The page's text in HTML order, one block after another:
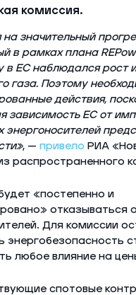
комиссия.
значительный
в рамках плана
в ЕС наблюдался рост
газа. Поэтому
действия,
зависимость ЕС от
энергоносителей
, — привело РИА
распространенного
«постепенно и
отказываться
Для комиссии
энергобезопасность
любое влияние на
спотовые